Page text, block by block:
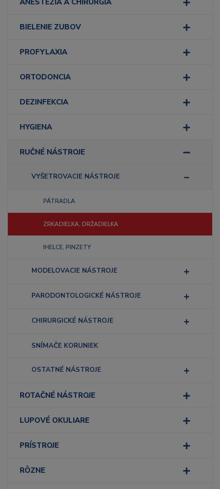
ANESTÉZIA A CHIRURGIA
BIELENIE ZUBOV
PROFYLAXIA
ORTODONCIA
DEZINFEKCIA
HYGIENA
RUČNÉ NÁSTROJE
VYŠETROVACIE NÁSTROJE
PÁTRADLA
ZRKADIELKA, DRŽADIELKA
IHELCE, PINZETY
MODELOVACIE NÁSTROJE
PARODONTOLOGICKÉ NÁSTROJE
CHIRURGICKÉ NÁSTROJE
SNÍMAČE KORUNIEK
OSTATNÉ NÁSTROJE
ROTAČNÉ NÁSTROJE
LUPOVÉ OKULIARE
PRÍSTROJE
RÔZNE